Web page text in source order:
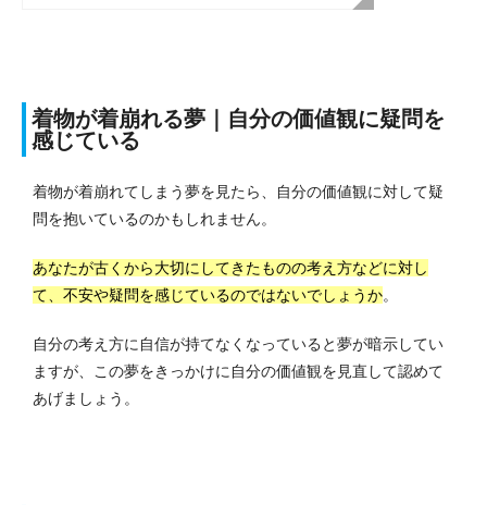
着物が着崩れる夢｜自分の価値観に疑問を
感じている
着物が着崩れてしまう夢を見たら、自分の価値観に対して疑
問を抱いているのかもしれません。
あなたが古くから大切にしてきたものの考え方などに対し
て、不安や疑問を感じているのではないでしょうか。
自分の考え方に自信が持てなくなっていると夢が暗示してい
ますが、この夢をきっかけに自分の価値観を見直して認めて
あげましょう。